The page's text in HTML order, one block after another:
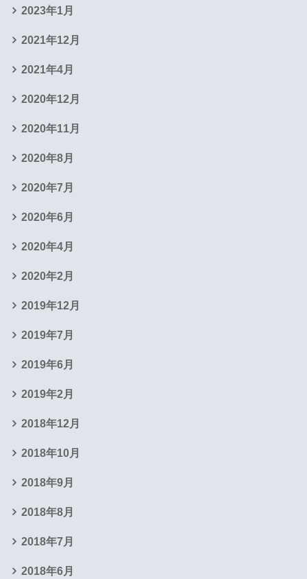
2023年1月
2021年12月
2021年4月
2020年12月
2020年11月
2020年8月
2020年7月
2020年6月
2020年4月
2020年2月
2019年12月
2019年7月
2019年6月
2019年2月
2018年12月
2018年10月
2018年9月
2018年8月
2018年7月
2018年6月